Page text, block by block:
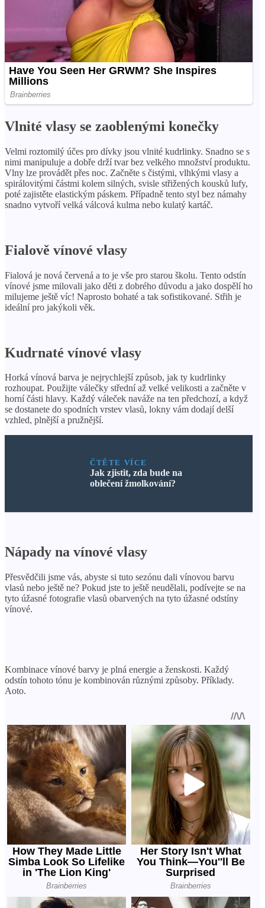
Vlnité vlasy se zaoblenými konečky
Velmi roztomilý účes pro dívky jsou vlnité kudrlinky. Snadno se s
nimi manipuluje a dobře drží tvar bez velkého množství produktu.
Vlny lze provádět přes noc. Začněte s čistými, vlhkými vlasy a
spirálovitými částmi kolem silných, svisle střižených kousků lufy,
poté zajistěte elastickým páskem. Případně tento styl bez námahy
snadno vytvoří velká válcová kulma nebo kulatý kartáč.
Fialově vínové vlasy
Fialová je nová červená a to je vše pro starou školu. Tento odstín
vínové jsme milovali jako děti z dobrého důvodu a jako dospělí ho
milujeme ještě víc! Naprosto bohaté a tak sofistikované. Střih je
ideální pro jakýkoli věk.
Kudrnaté vínové vlasy
Horká vínová barva je nejrychlejší způsob, jak ty kudrlinky
rozhoupat. Použijte válečky střední až velké velikosti a začněte v
horní části hlavy. Každý váleček naváže na ten předchozí, a když
se dostanete do spodních vrstev vlasů, lokny vám dodají delší
vzhled, plnější a pružnější.
ČTĚTE VÍCE
Jak zjistit, zda bude na
oblečení žmolkování?
Nápady na vínové vlasy
Přesvědčili jsme vás, abyste si tuto sezónu dali vínovou barvu
vlasů nebo ještě ne? Pokud jste to ještě neudělali, podívejte se na
tyto úžasné fotografie vlasů obarvených na tyto úžasné odstíny
vínové.
Kombinace vínové barvy je plná energie a ženskosti. Každý
odstín tohoto tónu je kombinován různými způsoby. Příklady.
Aoto.